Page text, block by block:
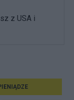
z USA i